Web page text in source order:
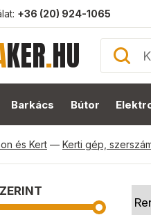
+36 (20) 924-1065
KER.HU
Barkács Bútor
és Kert — Kerti gép,